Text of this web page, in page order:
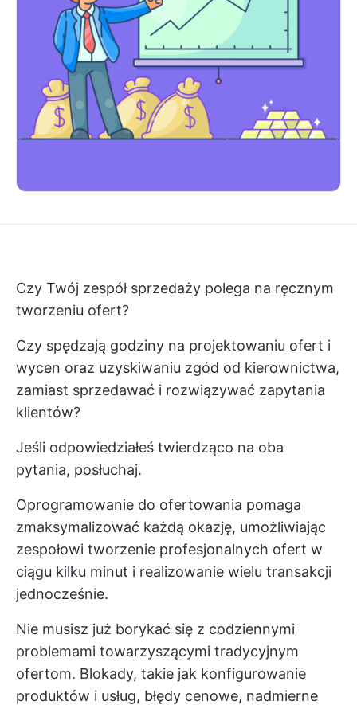
Czy Twój zespół sprzedaży polega na ręcznym
tworzeniu ofert?
Czy spędzają godziny na projektowaniu ofert i
wycen oraz uzyskiwaniu zgód od kierownictwa,
zamiast sprzedawać i rozwiązywać zapytania
klientów?
Jeśli odpowiedziałeś twierdząco na oba
pytania, posłuchaj.
Oprogramowanie do ofertowania pomaga
zmaksymalizować każdą okazję, umożliwiając
zespołowi tworzenie profesjonalnych ofert w
ciągu kilku minut i realizowanie wielu transakcji
jednocześnie.
Nie musisz już borykać się z codziennymi
problemami towarzyszącymi tradycyjnym
ofertom. Blokady, takie jak konfigurowanie
produktów i usług, błędy cenowe, nadmierne